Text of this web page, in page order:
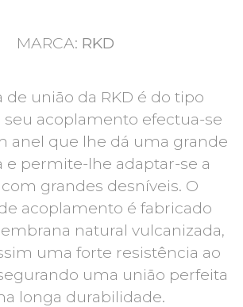
MARCA: RKD
de união da RKD é do tipo
seu acoplamento efectua-se
anel que lhe dá uma grande
e permite-lhe adaptar-se a
grandes desníveis. O
acoplamento é fabricado
natural vulcanizada,
uma forte resistência ao
uma união perfeita
longa durabilidade.